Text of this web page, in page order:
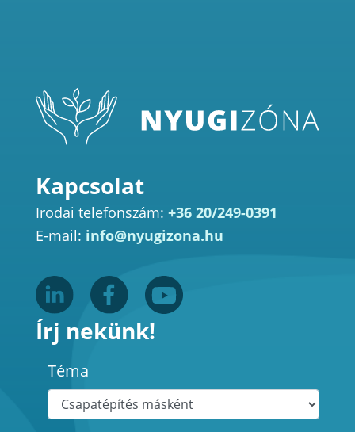
Kapcsolat
Irodai telefonszám: +36 20/249-0391
E-mail: info@nyugizona.hu
Írj nekünk!
Téma